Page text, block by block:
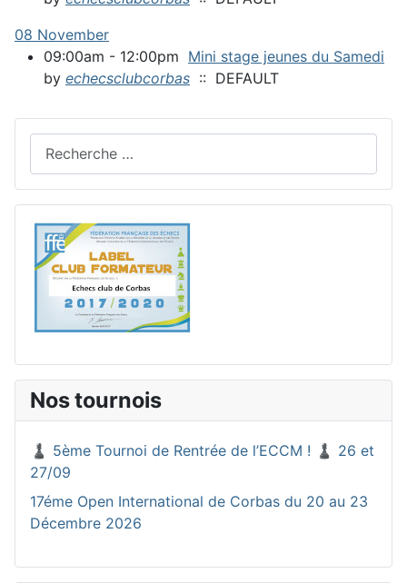
08 November
09:00am - 12:00pm Mini stage jeunes du Samedi
by echecsclubcorbas :: DEFAULT
Nos tournois
♟️ 5ème Tournoi de Rentrée de l’ECCM ! ♟️ 26 et
27/09
17éme Open International de Corbas du 20 au 23
Décembre 2026